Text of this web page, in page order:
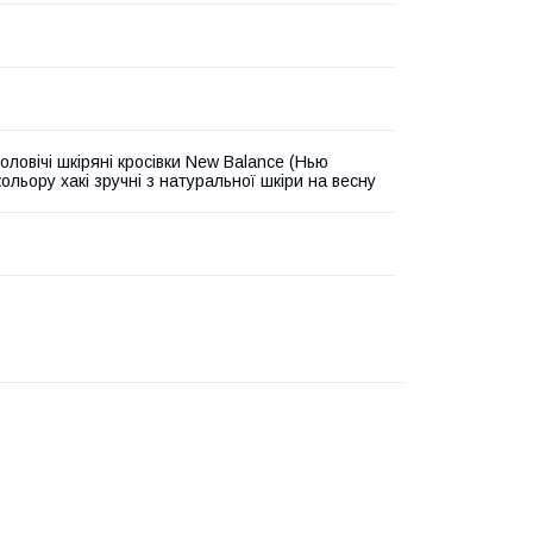
шкіряні кросівки New Balance (Нью
хакі зручні з натуральної шкіри на весну